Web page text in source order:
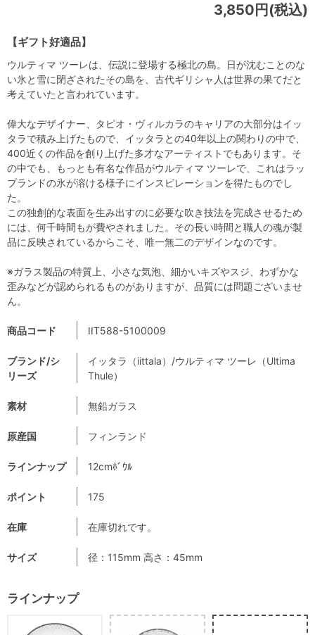
【ギフト好適品】
3,850円(税込)
商品コード IIT588-5100009
ブランド/シ
リーズ
イッタラ（iittala）/ウルティマ ツーレ（Ultima
Thule）
素材 無鉛ガラス
原産国 フィンランド
ラインナップ 12cmﾎﾞｳﾙ
ポイント 175
在庫 在庫切れです。
サイズ 径：115mm 高さ：45mm
ラインナップ
ウルティマ ツーレは、伝説に登場する極北の島。日が沈むことのな
い氷と雪に閉ざされたその島を、古代ギリシャ人は世界の果てだと
考えていたと言われています。
偉大なデザイナー、タピオ・ヴィルカラのキャリアの大部分はイッ
タラで積み上げたもので、イッタラとの40年以上の関わりの中で、
400近くの作品を創り上げた多才なアーティストでもあります。そ
の中でも、もっとも有名な作品がウルティマ ツーレで、これはラッ
プランドの氷が溶ける様子にインスピレーションを得たものでし
た。
この独創的な表面を生み出すのに必要な吹き技法を完成させるため
には、何千時間もが費やされました。その長い時間と職人の魂が製
品に反映されているからこそ、唯一無二のデザインなのです。
※ガラス製品の特質上、小さな気泡、細かいキズやスジ、わずかな
歪みなどが認められるものがありますが、品質には問題ございませ
ん。